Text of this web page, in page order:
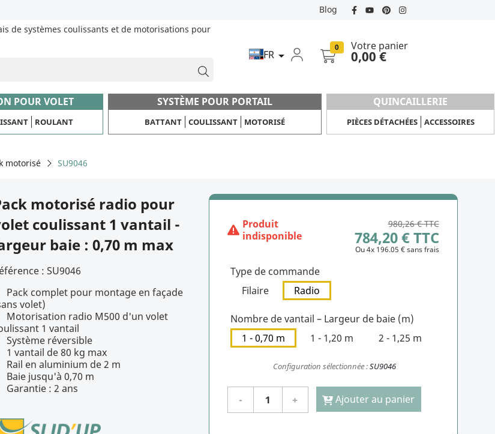
Blog
de systèmes coulissants et de motorisations pour
FR 
0 Votre panier
0,00 €
POUR VOLET
ROULANT
SYSTÈME POUR PORTAIL
BATTANT COULISSANT MOTORISÉ
QUINCAILLERIE
PIÈCES DÉTACHÉES ACCESSOIRES
motorisé SU9046
motorisé radio pour
coulissant 1 vantail -
baie : 0,70 m max
:SU9046
Pack complet pour montage en façade
volet)
Motorisation radio M500 d'un volet
1 vantail
Système réversible
1 vantail de 80 kg max
Rail en aluminium de 2 m
Baie jusqu'à 0,70 m
Garantie : 2 ans
Produit
indisponible
980,26 € TTC
784,20 € TTC
Ou 4x 196.05 € sans frais
Type de commande
Filaire
Radio
Nombre de vantail – Largeur de baie (m)
1 - 0,70 m
1 - 1,20 m 2 - 1,25 m
Configuration sélectionnée :SU9046
Ajouter au panier